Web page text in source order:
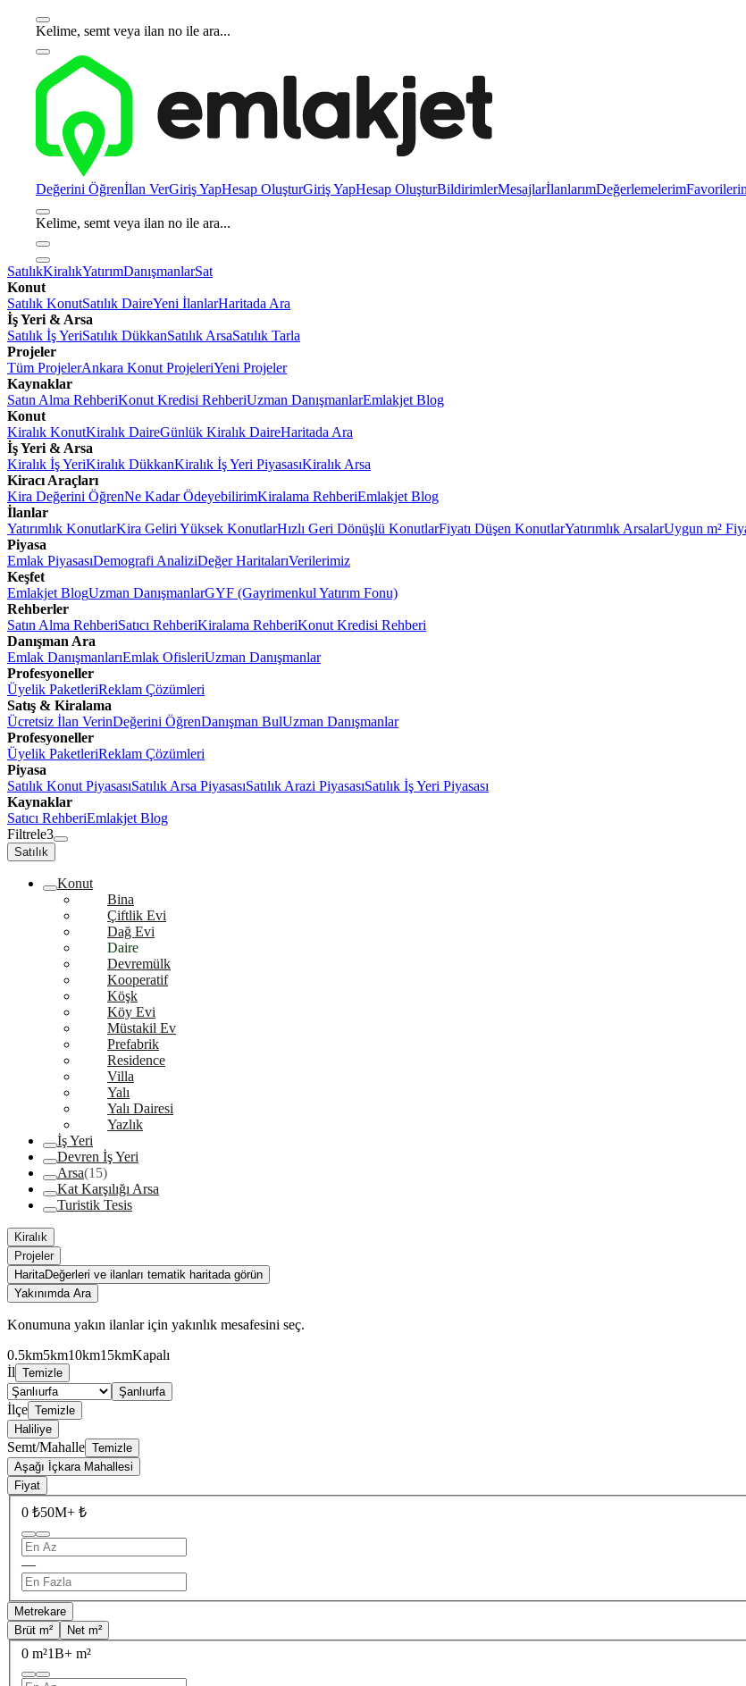
Kelime, semt veya ilan no ile ara...
Değerini Öğrenİlan VerGiriş YapHesap OluşturGiriş YapHesap OluşturBildirimlerMesajlarİlanlarımDeğerlemelerim
Kelime, semt veya ilan no ile ara...
SatılıkKiralıkYatırımDanışmanlarSat
Konut
Satılık KonutSatılık DaireYeni İlanlarHaritada Ara
İş Yeri & Arsa
Satılık İş YeriSatılık DükkanSatılık ArsaSatılık Tarla
Projeler
Tüm ProjelerAnkara Konut ProjeleriYeni Projeler
Kaynaklar
Satın Alma RehberiKonut Kredisi RehberiUzman DanışmanlarEmlakjet Blog
Konut
Kiralık KonutKiralık DaireGünlük Kiralık DaireHaritada Ara
İş Yeri & Arsa
Kiralık İş YeriKiralık DükkanKiralık İş Yeri PiyasasıKiralık Arsa
Kiracı Araçları
Kira Değerini ÖğrenNe Kadar ÖdeyebilirimKiralama RehberiEmlakjet Blog
İlanlar
Yatırımlık KonutlarKira Geliri Yüksek KonutlarHızlı Geri Dönüşlü KonutlarFiyatı Düşen KonutlarYatırımlık ArsalarUygun m²
Piyasa
Emlak PiyasasıDemografi AnaliziDeğer HaritalarıVerilerimiz
Keşfet
Emlakjet BlogUzman DanışmanlarGYF (Gayrimenkul Yatırım Fonu)
Rehberler
Satın Alma RehberiSatıcı RehberiKiralama RehberiKonut Kredisi Rehberi
Danışman Ara
Emlak DanışmanlarıEmlak OfisleriUzman Danışmanlar
Profesyoneller
Üyelik PaketleriReklam Çözümleri
Satış & Kiralama
Ücretsiz İlan VerinDeğerini ÖğrenDanışman BulUzman Danışmanlar
Profesyoneller
Üyelik PaketleriReklam Çözümleri
Piyasa
Satılık Konut PiyasasıSatılık Arsa PiyasasıSatılık Arazi PiyasasıSatılık İş Yeri Piyasası
Kaynaklar
Satıcı RehberiEmlakjet Blog
Filtrele3
Satılık
Konut
Bina
Çiftlik Evi
Dağ Evi
Daire
Devremülk
Kooperatif
Köşk
Köy Evi
Müstakil Ev
Prefabrik
Residence
Villa
Yalı
Yalı Dairesi
Yazlık
İş Yeri
Devren İş Yeri
Arsa(15)
Kat Karşılığı Arsa
Turistik Tesis
Kiralık
Projeler
HaritaDeğerleri ve ilanları tematik haritada görün
Yakınımda Ara
Konumuna yakın ilanlar için yakınlık mesafesini seç.
0.5km5km10km15kmKapalı
İl Temizle
Şanlıurfa
İlçe Temizle
Haliliye
Semt/Mahalle Temizle
Aşağı İçkara Mahallesi
Fiyat
0 ₺50M+ ₺
—
Metrekare
Brüt m²
Net m²
0 m²1B+ m²